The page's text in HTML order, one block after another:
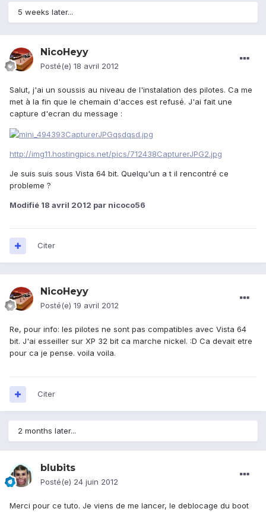
5 weeks later...
NicoHeyy
Posté(e) 18 avril 2012
Salut, j'ai un soussis au niveau de l'instalation des pilotes. Ca me
met à la fin que le chemain d'acces est refusé. J'ai fait une
capture d'ecran du message :
http://img11.hostingpics.net/pics/712438CapturerJPG2.jpg
Je suis suis sous Vista 64 bit. Quelqu'un a t il rencontré ce
probleme ?
Modifié 18 avril 2012 par nicoco56
Citer
NicoHeyy
Posté(e) 19 avril 2012
Re, pour info: les pilotes ne sont pas compatibles avec Vista 64
bit. J'ai esseiller sur XP 32 bit ca marche nickel. :D Ca devait etre
pour ca je pense. voila voila.
Citer
2 months later...
blubits
Posté(e) 24 juin 2012
Merci pour ce tuto. Je viens de me lancer, le deblocage du boot